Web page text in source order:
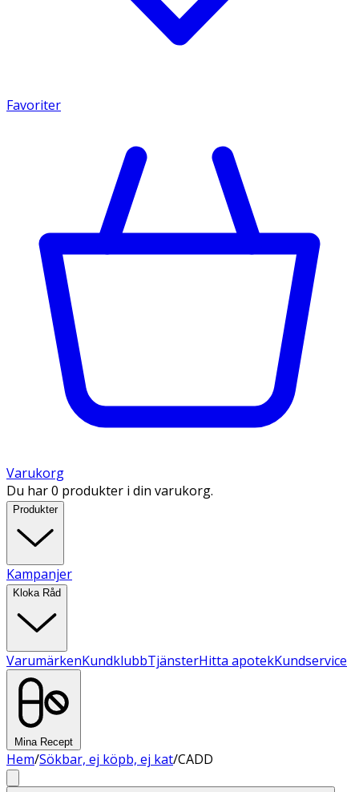
Favoriter
Varukorg
Du har 0 produkter i din varukorg.
Produkter
Kampanjer
Kloka Råd
VarumärkenKundklubbTjänsterHitta apotekKundservice
Mina Recept
Hem/Sökbar, ej köpb, ej kat/CADD